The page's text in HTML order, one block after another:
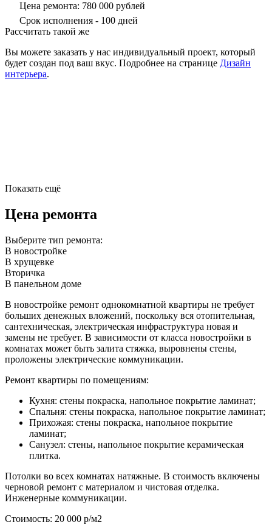
Цена ремонта: 780 000 рублей
Срок исполнения - 100 дней
Рассчитать такой же
Вы можете заказать у нас индивидуальный проект, который
будет создан под ваш вкус. Подробнее на странице Дизайн
интерьера.
Показать ещё
Цена ремонта
Выберите тип ремонта:
В новостройке
В хрущевке
Вторичка
В панельном доме
В новостройке ремонт однокомнатной квартиры не требует
больших денежных вложений, поскольку вся отопительная,
сантехническая, электрическая инфраструктура новая и
замены не требует. В зависимости от класса новостройки в
комнатах может быть залита стяжка, выровнены стены,
проложены электрические коммуникации.
Ремонт квартиры по помещениям:
Кухня: стены покраска, напольное покрытие ламинат;
Спальня: стены покраска, напольное покрытие ламинат;
Прихожая: стены покраска, напольное покрытие
ламинат;
Санузел: стены, напольное покрытие керамическая
плитка.
Потолки во всех комнатах натяжные. В стоимость включены
черновой ремонт с материалом и чистовая отделка.
Инженерные коммуникации.
Стоимость: 20 000 р/м2